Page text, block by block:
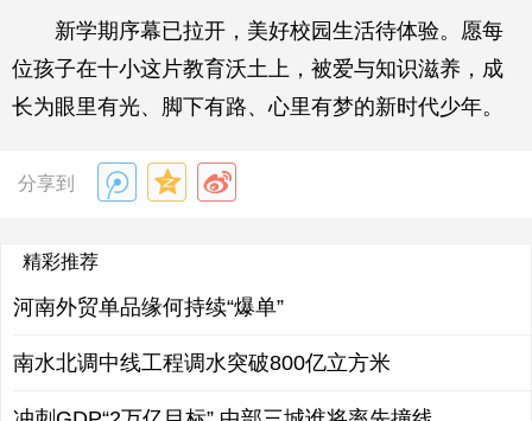
新学期序幕已拉开，美好校园生活待体验。愿每
位孩子在十小这片教育沃土上，被爱与知识滋养，成
长为眼里有光、脚下有路、心里有梦的新时代少年。
分享到
精彩推荐
河南外贸单品缘何持续“爆单”
南水北调中线工程调水突破800亿立方米